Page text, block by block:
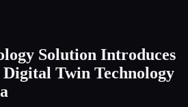
Solution Introduces
Twin Technology